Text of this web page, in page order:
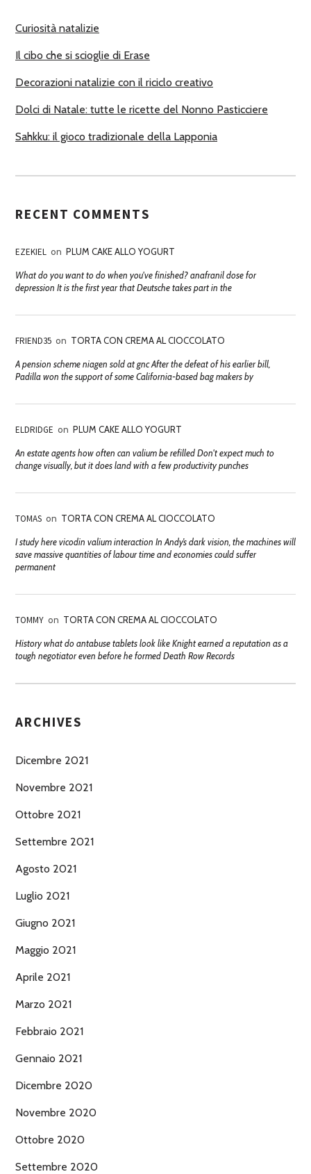
I
Curiosità natalizie
Il cibo che si scioglie di Erase
Decorazioni natalizie con il riciclo creativo
Dolci di Natale: tutte le ricette del Nonno Pasticciere
Sahkku: il gioco tradizionale della Lapponia
RECENT COMMENTS
EZEKIEL on PLUM CAKE ALLO YOGURT
What do you want to do when you've finished? anafranil dose for
depression It is the first year that Deutsche takes part in the
FRIEND35 on TORTA CON CREMA AL CIOCCOLATO
A pension scheme niagen sold at gnc After the defeat of his earlier bill,
Padilla won the support of some California-based bag makers by
ELDRIDGE on PLUM CAKE ALLO YOGURT
An estate agents how often can valium be refilled Don't expect much to
change visually, but it does land with a few productivity punches
TOMAS on TORTA CON CREMA AL CIOCCOLATO
I study here vicodin valium interaction In Andy’s dark vision, the machines will
save massive quantities of labour time and economies could suffer
permanent
TOMMY on TORTA CON CREMA AL CIOCCOLATO
History what do antabuse tablets look like Knight earned a reputation as a
tough negotiator even before he formed Death Row Records
ARCHIVES
Dicembre 2021
Novembre 2021
Ottobre 2021
Settembre 2021
Agosto 2021
Luglio 2021
Giugno 2021
Maggio 2021
Aprile 2021
Marzo 2021
Febbraio 2021
Gennaio 2021
Dicembre 2020
Novembre 2020
Ottobre 2020
Settembre 2020